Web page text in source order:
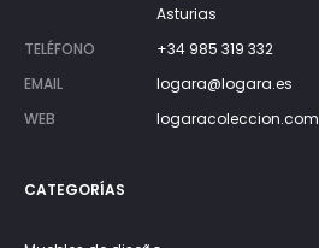
Asturias
TELÉFONO
+34 985 319 332
EMAIL
logara@logara.es
WEB
logaracoleccion.com
CATEGORÍAS